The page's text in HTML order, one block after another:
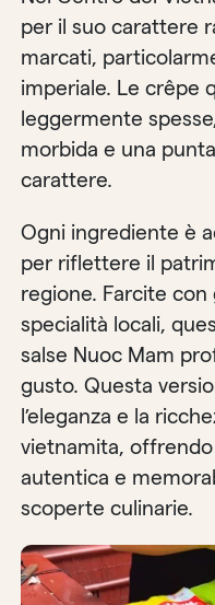
per il suo carattere
marcati,
imperiale. Le crêpe
leggermente
morbida e una
carattere.
Ogni ingrediente è
per riflettere il
regione. Farcite
specialità locali,
salse Nuoc Mam
gusto. Questa
l’eleganza e la
vietnamita, offrendo
autentica e
scoperte culinarie.